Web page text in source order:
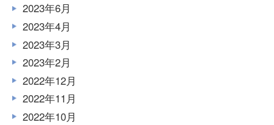
2023年6月
2023年4月
2023年3月
2023年2月
2022年12月
2022年11月
2022年10月